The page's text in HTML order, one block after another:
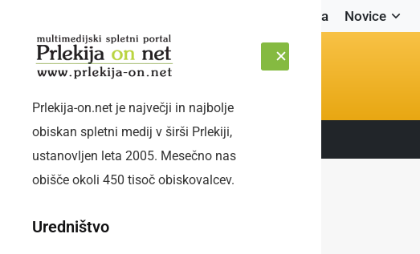
Naslovnica Novice
ČETRTEK, 6. AVGUST 2026 Sledite nam:
Prlekija-on.net je največji in najbolje
obiskan spletni medij v širši Prlekiji,
ustanovljen leta 2005. Mesečno nas
obišče okoli 450 tisoč obiskovalcev.
Uredništvo